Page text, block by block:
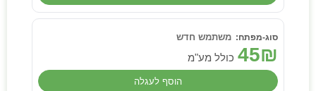
משתמש חדש
45₪ כולל מע"מ
הוסף לעגלה